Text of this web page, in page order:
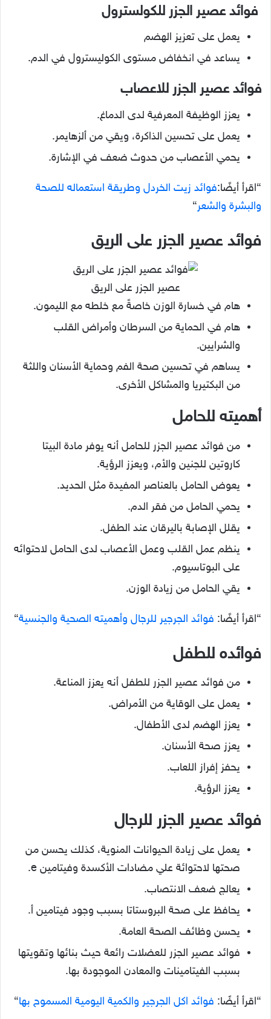
فوائد عصير الجزر للكولسترول
يعمل على تعزيز الهضم
يساعد في انخفاض مستوى الكوليسترول في الدم.
فوائد عصير الجزر للاعصاب
يعزز الوظيفة المعرفية لدى الدماغ.
يعمل على تحسين الذاكرة، ويقي من ألزهايمر.
يحمي الأعصاب من حدوث ضعف في الإشارة.
“اقرأ أيضًا:فوائد زيت الخردل وطريقة استعماله للصحة
والبشرة والشعر“
فوائد عصير الجزر على الريق
عصير الجزر على الريق
هام في خسارة الوزن خاصةً مع خلطه مع الليمون.
هام في الحماية من السرطان وأمراض القلب
والشرايين.
يساهم في تحسين صحة الفم وحماية الأسنان واللثة
من البكتيريا والمشاكل الأخرى.
أهميته للحامل
من فوائد عصير الجزر للحامل أنه يوفر مادة البيتا
كاروتين للجنين والأم، ويعزز الرؤية.
يعوض الحامل بالعناصر المفيدة مثل الحديد.
يحمي الحامل من فقر الدم.
يقلل الإصابة باليرقان عند الطفل.
ينظم عمل القلب وعمل الأعصاب لدى الحامل لاحتوائه
على البوتاسيوم.
يقي الحامل من زيادة الوزن.
“اقرأ أيضًا: فوائد الجرجير للرجال وأهميته الصحية والجنسية“
فوائده للطفل
من فوائد عصير الجزر للطفل أنه يعزز المناعة.
يعمل على الوقاية من الأمراض.
يعزز الهضم لدى الأطفال.
يعزز صحة الأسنان.
يحفز إفراز اللعاب.
يعزز الرؤية.
فوائد عصير الجزر للرجال
يعمل على زيادة الحيوانات المنوية، كذلك يحسن من
صحتها لاحتوائة علي مضادات الأكسدة وفيتامين e.
يعالج ضعف الانتصاب.
يحافظ على صحة البروستاتا بسبب وجود فيتامين أ.
يحسن وظائف الصحة العامة.
فوائد عصير الجزر للعضلات رائعة حيث بنائها وتقويتها
بسبب الفيتامينات والمعادن الموجودة بها.
“اقرأ أيضًا: فوائد اكل الجرجير والكمية اليومية المسموح بها“